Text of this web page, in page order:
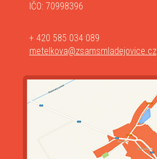
IČO: 70998396
+ 420 585 034 089
metelkova@zsamsmladejovice.cz